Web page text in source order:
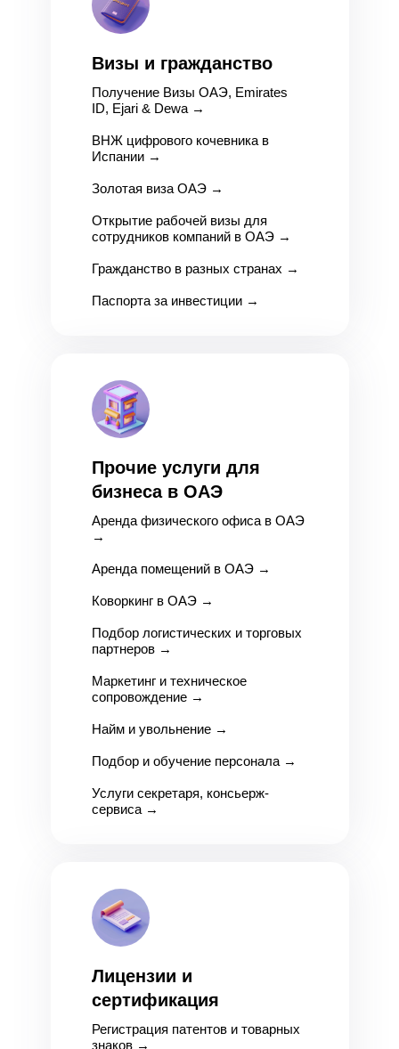
Визы и гражданство
Получение Визы ОАЭ, Emirates
ID, Ejari & Dewa →
ВНЖ цифрового кочевника в
Испании →
Золотая виза ОАЭ →
Открытие рабочей визы для
сотрудников компаний в ОАЭ →
Гражданство в разных странах →
Паспорта за инвестиции →
Прочие услуги для
бизнеса в ОАЭ
Аренда физического офиса в ОАЭ
→
Аренда помещений в ОАЭ →
Коворкинг в ОАЭ →
Подбор логистических и торговых
партнеров →
Маркетинг и техническое
сопровождение →
Найм и увольнение →
Подбор и обучение персонала →
Услуги секретаря, консьерж-
сервиса →
Лицензии и
сертификация
Регистрация патентов и товарных
знаков →